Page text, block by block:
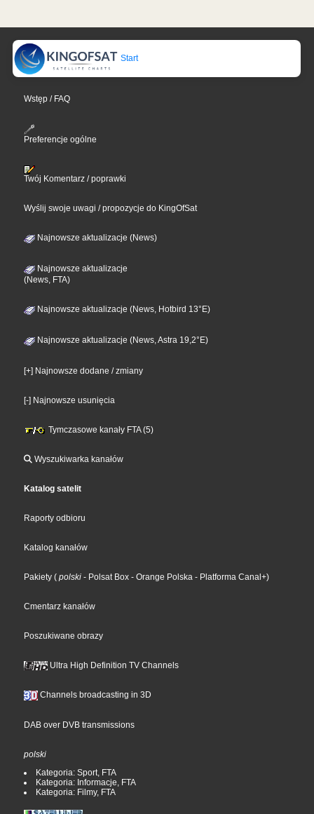
Start
Wstęp / FAQ
Preferencje ogólne
Twój Komentarz / poprawki
Wyślij swoje uwagi / propozycje do KingOfSat
Najnowsze aktualizacje (News)
Najnowsze aktualizacje
(News, FTA)
Najnowsze aktualizacje (News, Hotbird 13°E)
Najnowsze aktualizacje (News, Astra 19,2°E)
[+] Najnowsze dodane / zmiany
[-] Najnowsze usunięcia
Tymczasowe kanały FTA (5)
Wyszukiwarka kanałów
Katalog satelit
Raporty odbioru
Katalog kanałów
Pakiety ( polski - Polsat Box - Orange Polska - Platforma Canal+)
Cmentarz kanałów
Poszukiwane obrazy
Ultra High Definition TV Channels
Channels broadcasting in 3D
DAB over DVB transmissions
polski
Kategoria: Sport, FTA
Kategoria: Informacje, FTA
Kategoria: Filmy, FTA